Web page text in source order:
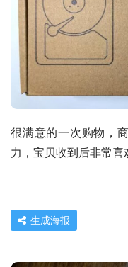
很满意的一次购物，
力，宝贝收到后非常喜
生成海报